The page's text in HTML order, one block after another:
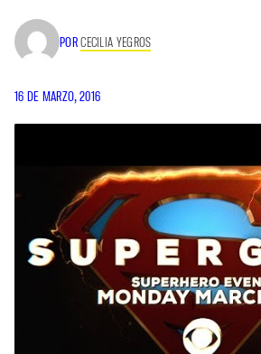
PORCECILIA YEGROS
16 DE MARZO, 2016